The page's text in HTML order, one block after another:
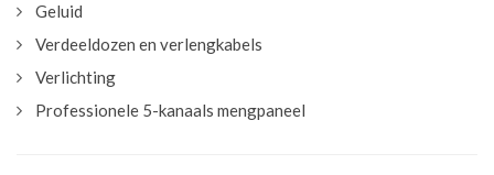
Geluid
Verdeeldozen en verlengkabels
Verlichting
Professionele 5-kanaals mengpaneel